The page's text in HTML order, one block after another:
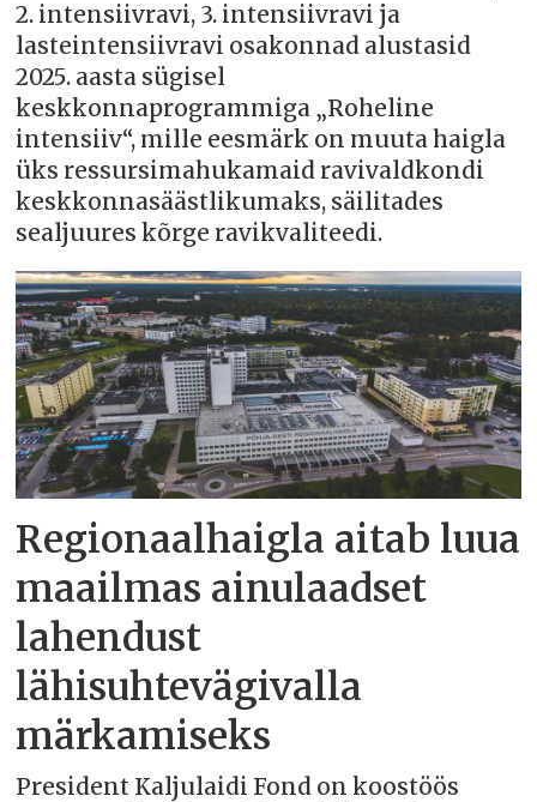
2. intensiivravi, 3. intensiivravi ja
lasteintensiivravi osakonnad alustasid
2025. aasta sügisel
keskkonnaprogrammiga „Roheline
intensiiv“, mille eesmärk on muuta haigla
üks ressursimahukamaid ravivaldkondi
keskkonnasäästlikumaks, säilitades
sealjuures kõrge ravikvaliteedi.
Regionaalhaigla aitab luua
maailmas ainulaadset
lahendust
lähisuhtevägivalla
märkamiseks
President Kaljulaidi Fond on koostöös